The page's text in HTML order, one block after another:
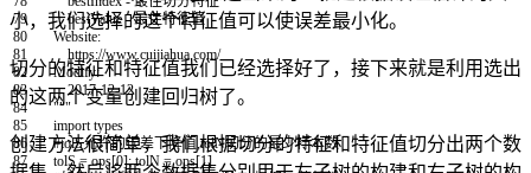
79
80
81
82
83
84
85
86
87
bestValue - 最佳特征值
Website:
https://www.cuijiahua.com/
Modify:
2017-12-12
"""
import types
#tolS允许的误差下降值,tolN切分的最少样本数
tolS = ops[0]; tolN = ops[1]
小，我们选择的这个特征值可以使误差最小化。
切分的特征和特征值我们已经选择好了，接下来就是利用选出
的这两个变量创建回归树了。
创建方法很简单，我们根据切分的特征和特征值切分出两个数